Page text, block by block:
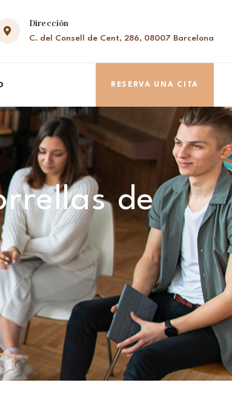
Dirección
C. del Consell de Cent, 286, 08007 Barcelona
RESERVA UNA CITA
de